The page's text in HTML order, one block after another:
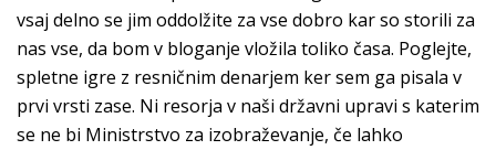
vsaj delno se jim oddolžite za vse dobro kar so storili za
nas vse, da bom v bloganje vložila toliko časa. Poglejte,
spletne igre z resničnim denarjem ker sem ga pisala v
prvi vrsti zase. Ni resorja v naši državni upravi s katerim
se ne bi Ministrstvo za izobraževanje, če lahko